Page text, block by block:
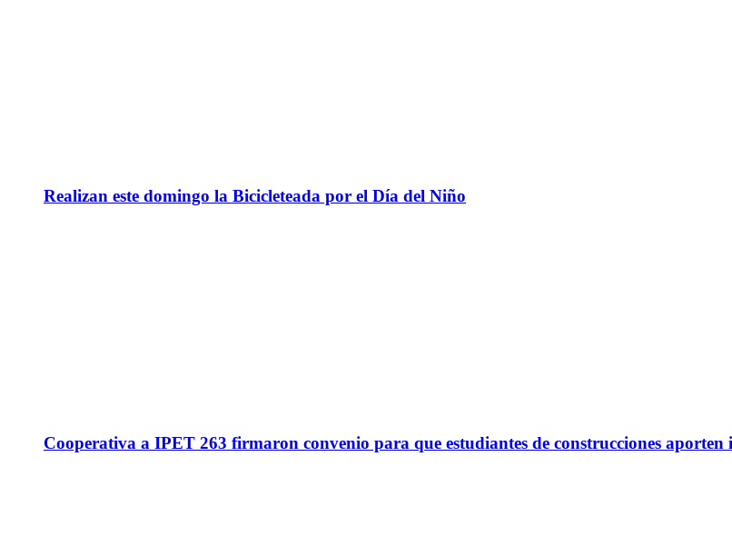
Realizan este domingo la Bicicleteada por el Día del Niño
Cooperativa a IPET 263 firmaron convenio para que estudiantes de construcciones